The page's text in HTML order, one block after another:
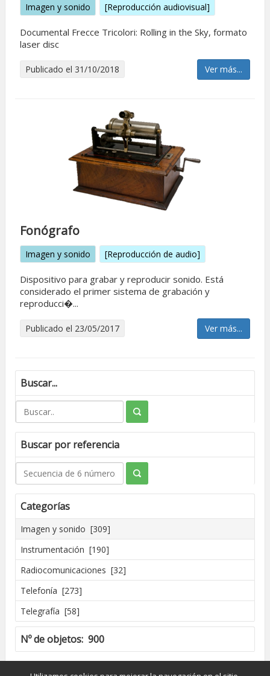
Imagen y sonido [Reproducción audiovisual]
Documental Frecce Tricolori: Rolling in the Sky, formato
laser disc
Publicado el 31/10/2018 Ver más...
Fonógrafo
Imagen y sonido [Reproducción de audio]
Dispositivo para grabar y reproducir sonido. Está
considerado el primer sistema de grabación y
reproducci�...
Publicado el 23/05/2017 Ver más...
Buscar...
Buscar por referencia
Categorías
Imagen y sonido [309]
Instrumentación [190]
Radiocomunicaciones [32]
Telefonía [273]
Telegrafía [58]
Nº de objetos: 900
Creado por José Madrid [2016]